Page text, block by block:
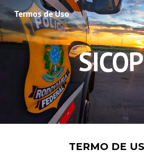
Skip to main content
Termos de Uso
SICOP
TERMO DE